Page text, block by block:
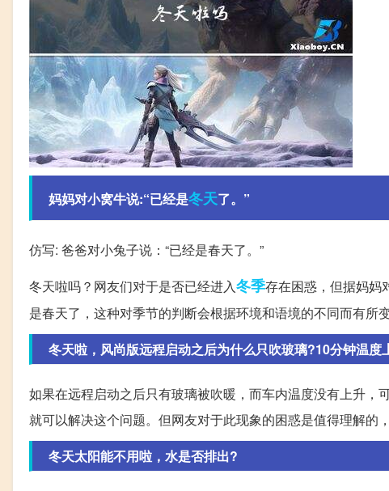
妈妈对小窝牛说:“已经是冬天了。”
仿写: 爸爸对小兔子说：“已经是春天了。”
冬天啦吗？网友们对于是否已经进入冬季存在困惑，但据妈妈
是春天了，这种对季节的判断会根据环境和语境的不同而有所变
冬天啦，风尚版远程启动之后为什么只吹玻璃?10分钟温度
如果在远程启动之后只有玻璃被吹暖，而车内温度没有上升
就可以解决这个问题。但网友对于此现象的困惑是值得理解的
冬天太阳能不用啦，水是否排出?